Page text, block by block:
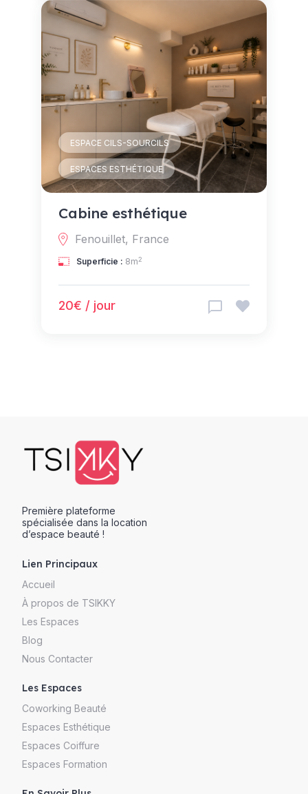
ESPACE CILS-SOURCILS
ESPACES ESTHÉTIQUE
Cabine esthétique
Fenouillet, France
Superficie : 8m2
20€ / jour
Première plateforme
spécialisée dans la location
d’espace beauté !
Lien Principaux
Accueil
À propos de TSIKKY
Les Espaces
Blog
Nous Contacter
Les Espaces
Coworking Beauté
Espaces Esthétique
Espaces Coiffure
Espaces Formation